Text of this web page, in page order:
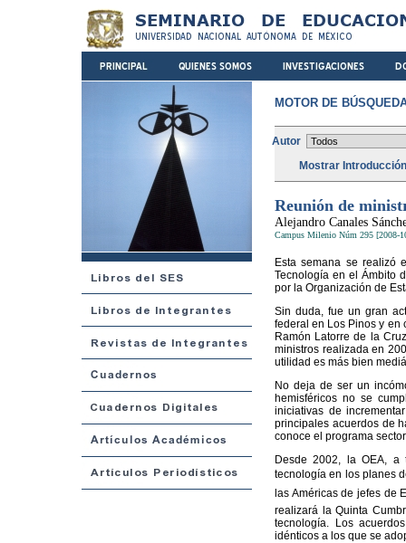
MOTOR DE
Autor
Mostrar
Reunión de
Alejandro Canales
Campus Milenio Núm 295 [2008-
Esta semana se realizó
Tecnología en el Ámbito
por la Organización de
Sin duda, fue un gran
federal en Los Pinos y en
Ramón Latorre de la
ministros realizada en
utilidad es más bien
No deja de ser un
hemisféricos no se
iniciativas de
principales acuerdos de
conoce el programa
Desde 2002, la OEA, a
tecnología en los planes
las Américas de jefes
realizará la Quinta
tecnología. Los
idénticos a los que se